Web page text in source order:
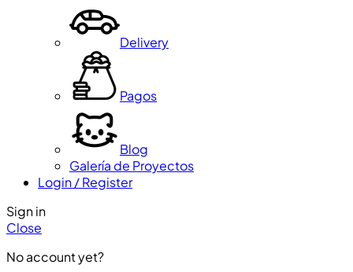
Delivery
Pagos
Blog
Galería de Proyectos
Login / Register
Sign in
Close
No account yet?